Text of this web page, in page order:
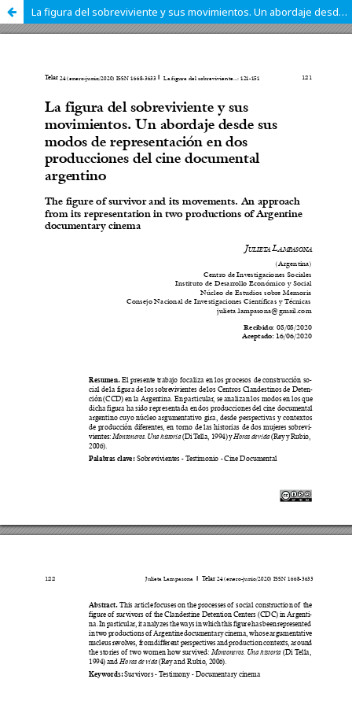
La figura del sobreviviente y sus movimientos. Un abordaje desde su representación en el cine documental argentino